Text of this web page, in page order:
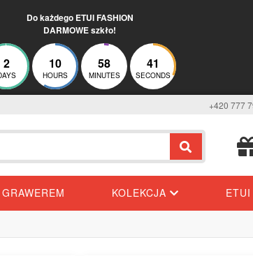
Do każdego ETUI FASHION
DARMOWE szkło!
2 10
HOURS
58
MINUTES
41
SECONDS
+420 777
KOLEKCJA ETUI